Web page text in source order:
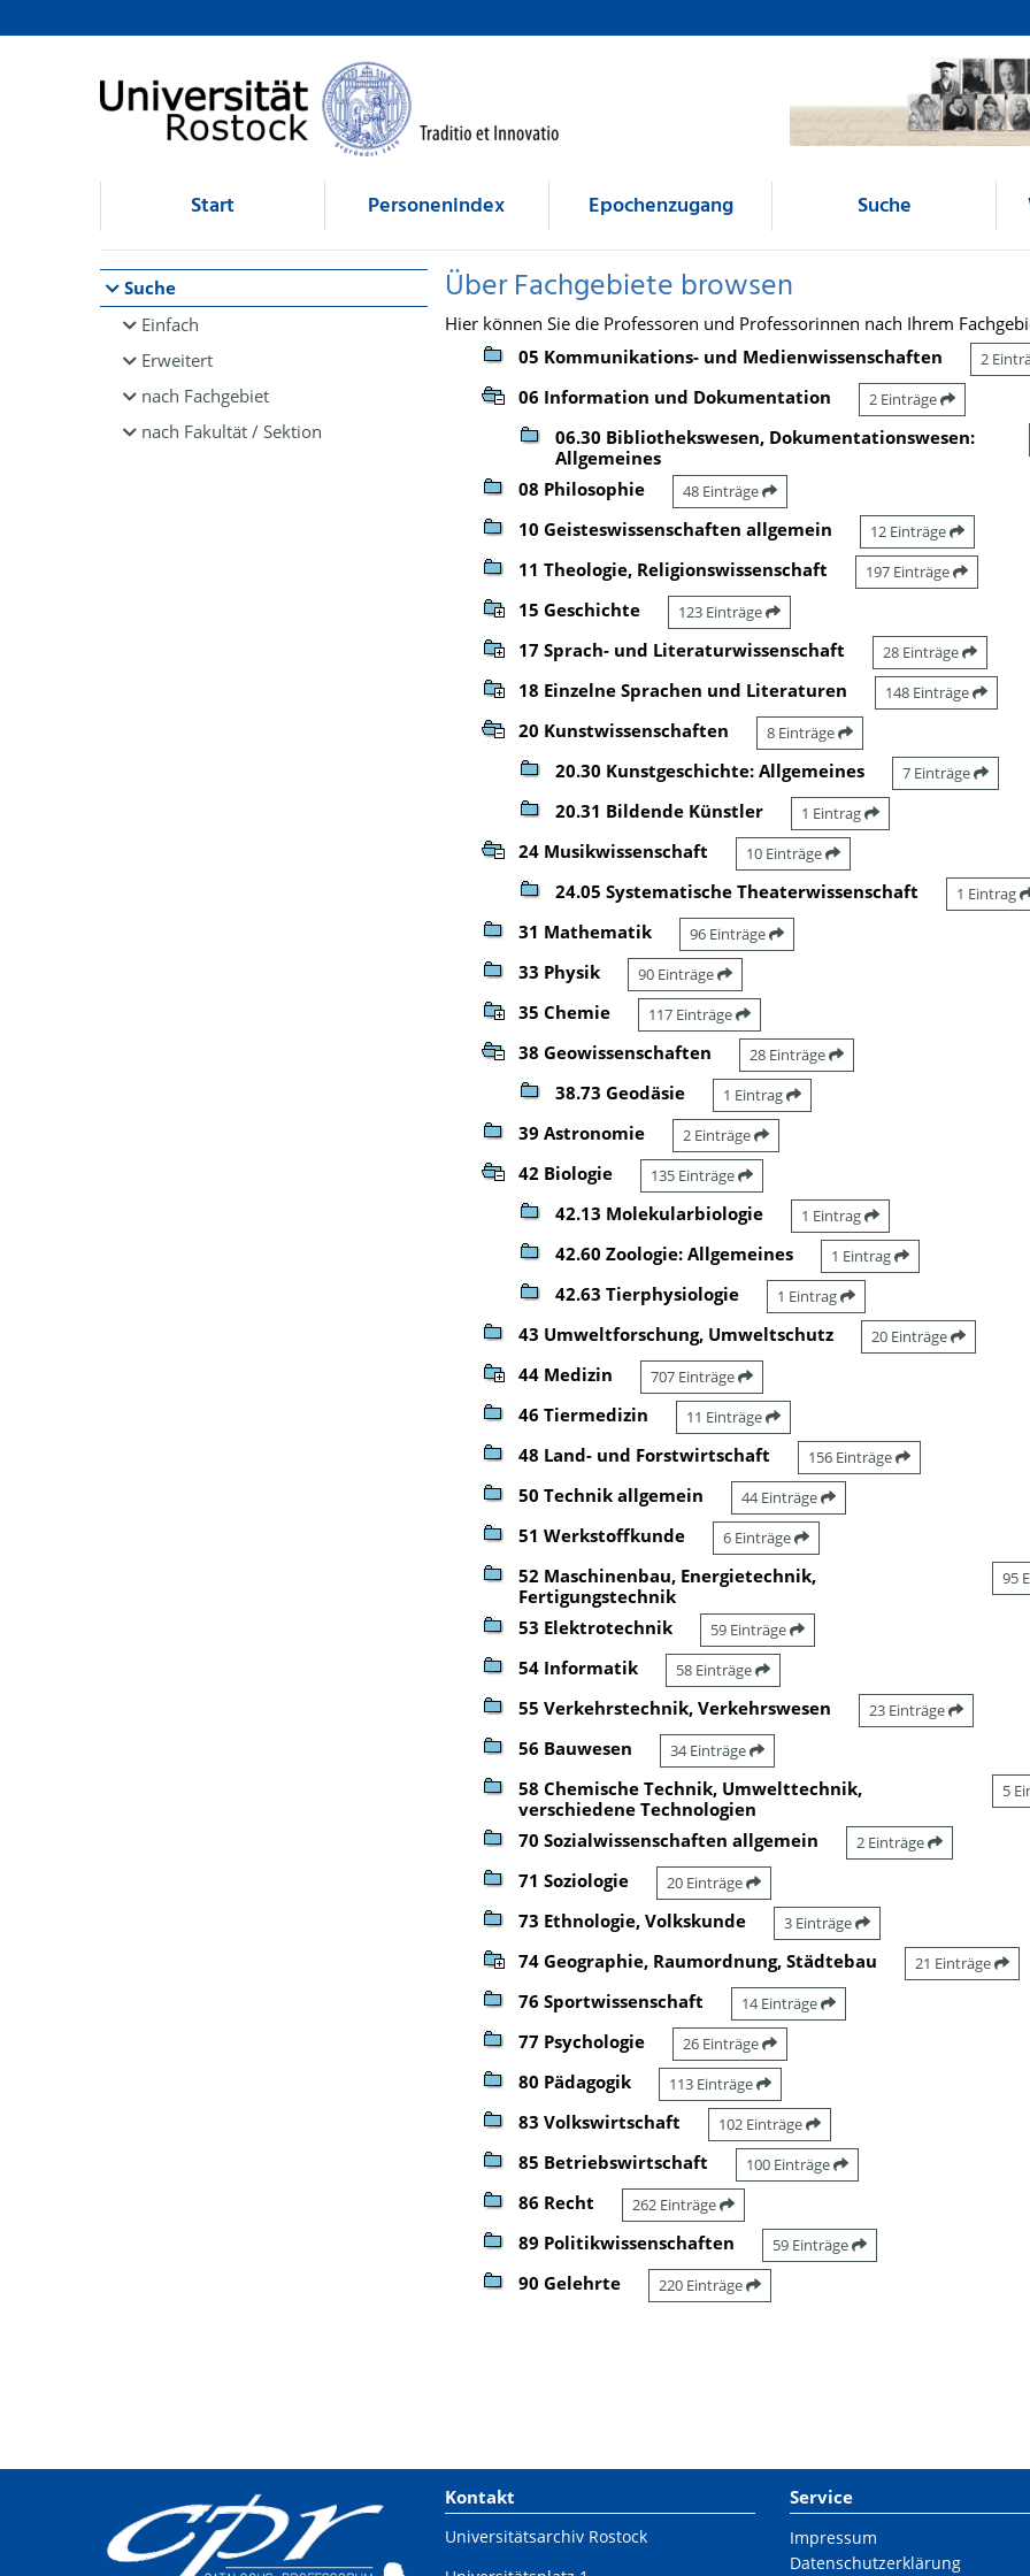
Browsen
direkt zum Inhalt
Start Personenindex Epochenzugang Suche
Suche
Einfach
Erweitert
nach Fachgebiet
nach Fakultät / Sektion
Über Fachgebiete browsen
Hier können Sie die Professoren und Professorinnen nach Ihrem
05 Kommunikations- und Medienwissenschaften
2
06 Information und Dokumentation 2 Einträge
06.30 Bibliothekswesen, Dokumentationswesen:
Allgemeines
08 Philosophie 48 Einträge
10 Geisteswissenschaften allgemein 12 Einträge
11 Theologie, Religionswissenschaft 197 Einträge
15 Geschichte 123 Einträge
17 Sprach- und Literaturwissenschaft 28 Einträge
18 Einzelne Sprachen und Literaturen 148 Einträge
20 Kunstwissenschaften 8 Einträge
20.30 Kunstgeschichte: Allgemeines 7 Einträge
20.31 Bildende Künstler 1 Eintrag
24 Musikwissenschaft 10 Einträge
24.05 Systematische Theaterwissenschaft 1 Eintrag
31 Mathematik 96 Einträge
33 Physik 90 Einträge
35 Chemie 117 Einträge
38 Geowissenschaften 28 Einträge
38.73 Geodäsie 1 Eintrag
39 Astronomie 2 Einträge
42 Biologie 135 Einträge
42.13 Molekularbiologie 1 Eintrag
42.60 Zoologie: Allgemeines 1 Eintrag
42.63 Tierphysiologie 1 Eintrag
43 Umweltforschung, Umweltschutz 20 Einträge
44 Medizin 707 Einträge
46 Tiermedizin 11 Einträge
48 Land- und Forstwirtschaft 156 Einträge
50 Technik allgemein 44 Einträge
51 Werkstoffkunde 6 Einträge
52 Maschinenbau, Energietechnik,
Fertigungstechnik
95
53 Elektrotechnik 59 Einträge
54 Informatik 58 Einträge
55 Verkehrstechnik, Verkehrswesen 23 Einträge
56 Bauwesen 34 Einträge
58 Chemische Technik, Umwelttechnik,
verschiedene Technologien
5
70 Sozialwissenschaften allgemein 2 Einträge
71 Soziologie 20 Einträge
73 Ethnologie, Volkskunde 3 Einträge
74 Geographie, Raumordnung, Städtebau 21 Einträge
76 Sportwissenschaft 14 Einträge
77 Psychologie 26 Einträge
80 Pädagogik 113 Einträge
83 Volkswirtschaft 102 Einträge
85 Betriebswirtschaft 100 Einträge
86 Recht 262 Einträge
89 Politikwissenschaften 59 Einträge
90 Gelehrte 220 Einträge
Kontakt
Universitätsarchiv Rostock
Service
Impressum
Datenschutzerklärung